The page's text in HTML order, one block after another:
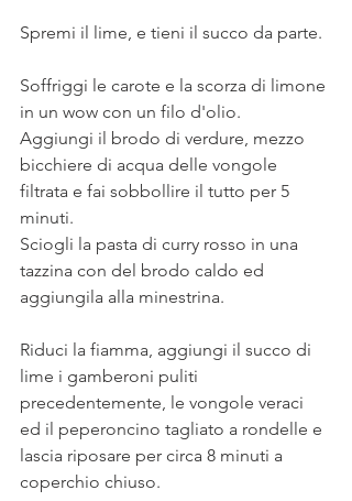
Spremi il lime, e tieni il succo da parte.
Soffriggi le carote e la scorza di limone
in un wow con un filo d'olio.
Aggiungi il brodo di verdure, mezzo
bicchiere di acqua delle vongole
filtrata e fai sobbollire il tutto per 5
minuti.
Sciogli la pasta di curry rosso in una
tazzina con del brodo caldo ed
aggiungila alla minestrina.
Riduci la fiamma, aggiungi il succo di
lime i gamberoni puliti
precedentemente, le vongole veraci
ed il peperoncino tagliato a rondelle e
lascia riposare per circa 8 minuti a
coperchio chiuso.